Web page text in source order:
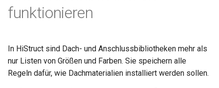
e
i
r
funktionieren
In HiStruct sind Dach- und Anschlussbibliotheken mehr als
nur Listen von Größen und Farben. Sie speichern alle
Regeln dafür, wie Dachmaterialien installiert werden sollen.